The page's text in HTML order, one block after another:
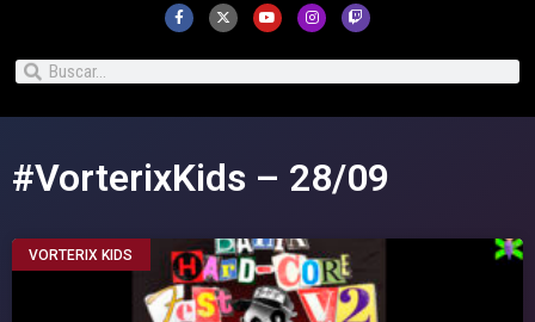
#VorterixKids – 28/09
VORTERIX KIDS